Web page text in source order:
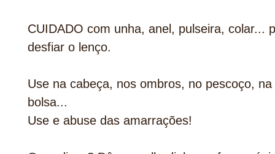
CUIDADO com unha, anel, pulseira, colar...
desfiar o lenço.
Use na cabeça, nos ombros, no pescoço,
bolsa...
Use e abuse das amarrações!